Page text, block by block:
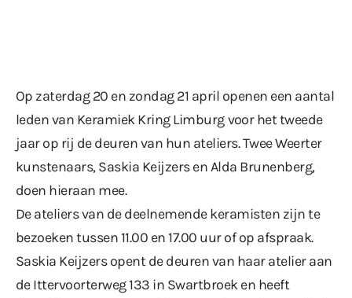
Op zaterdag 20 en zondag 21 april openen een aantal
leden van Keramiek Kring Limburgvoor het tweede
jaar op rij de deuren van hun ateliers. Twee Weerter
kunstenaars, Saskia Keijzers en Alda Brunenberg,
doen hieraan mee.
De ateliers van de deelnemende keramisten zijn te
bezoeken tussen 11.00 en 17.00 uur of op afspraak.
Saskia Keijzers opent de deuren van haar atelier aan
de Ittervoorterweg 133 in Swartbroek en heeft